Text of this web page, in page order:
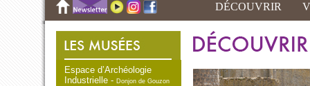
DÉCOUVRIR
Espace d’Archéologie
Industrielle -Donjon de Gouzon